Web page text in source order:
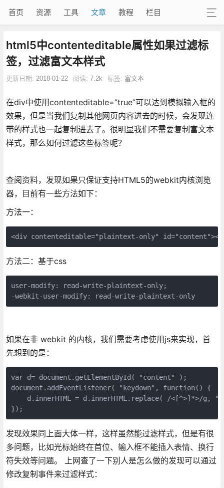
首页 资源 工具 文章 教程 栏目
html5中contenteditable属性如果过滤标
签，过滤富文本样式
更新日期: 2018-01-22 阅读: 7.2k 标签: 富文本
​在div中使用contenteditable=”true”可以达到模拟输入框的
效果，但是当我们复制其他网页内容进去的时候，会发现连
带的样式也一起复制进去了。很明显我们不需要复制富文本
样式，那么如何过滤这些标签呢？
查阅资料，发现如果只保证支持HTML5的webkit内核浏览
器，目前有一些方法如下：
方法一：
<div contenteditable="plaintext-only" id="content"></
方法二：基于css
user-modify: read-write-plaintext-only;
-webkit-user-modify: read-write-plaintext-only
如果在非 webkit 的内核，我们需要考虑使用js来实现，首
先想到的是：
var d= document.getElementById( "content" );
document.addEventListener( "keydown", function() {
d.innerHTML = d.innerHTML.replace( /<[^>]*>/g,
});
发现效果同上面大体一样，这样虽然能过滤样式，但是有很
多问题，比如光标始终在首位、输入框不能插入表情、换行
符失效等问题。 上网查了一下别人是怎么做的发现可以通过
修改复制事件来过滤样式：